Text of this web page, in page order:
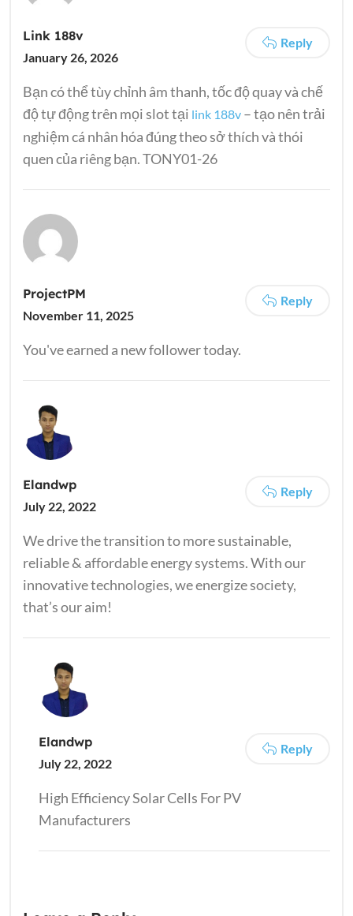
Link 188v
January 26, 2026
Reply
Bạn có thể tùy chỉnh âm thanh, tốc độ quay và chế
độ tự động trên mọi slot tại link 188v – tạo nên trải
nghiệm cá nhân hóa đúng theo sở thích và thói
quen của riêng bạn. TONY01-26
ProjectPM
November 11, 2025
Reply
You've earned a new follower today.
Elandwp
July 22, 2022
Reply
We drive the transition to more sustainable,
reliable & affordable energy systems. With our
innovative technologies, we energize society,
that’s our aim!
Elandwp
July 22, 2022
Reply
High Efficiency Solar Cells For PV
Manufacturers